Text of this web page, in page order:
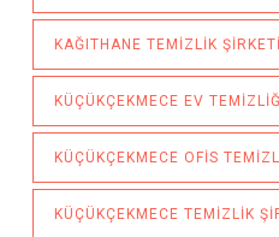
KAĞITHANE TEMIZLIK ŞIRKETI
KÜÇÜKÇEKMECE EV
KÜÇÜKÇEKMECE OFIS
KÜÇÜKÇEKMECE TEMIZLIK